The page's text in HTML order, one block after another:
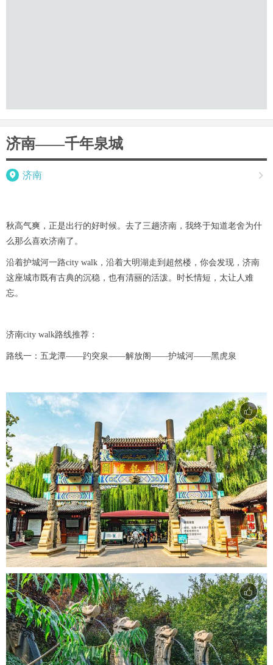
济南——千年泉城
 济南 
秋高气爽，正是出行的好时候。去了三趟济南，我终于知道老舍为什
么那么喜欢济南了。
沿着护城河一路city walk，沿着大明湖走到超然楼，你会发现，济南
这座城市既有古典的沉稳，也有清丽的活泼。时长情短，太让人难
忘。
济南city walk路线推荐：
路线一：五龙潭——️趵突泉——️解放阁——护城河——黑虎泉